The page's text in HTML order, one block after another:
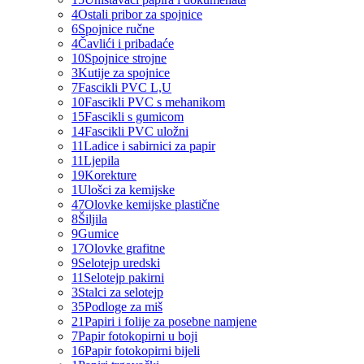
4Ostali pribor za spojnice
6Spojnice ručne
4Čavlići i pribadaće
10Spojnice strojne
3Kutije za spojnice
7Fascikli PVC L,U
10Fascikli PVC s mehanikom
15Fascikli s gumicom
14Fascikli PVC uložni
11Ladice i sabirnici za papir
11Ljepila
19Korekture
1Ulošci za kemijske
47Olovke kemijske plastične
8Šiljila
9Gumice
17Olovke grafitne
9Selotejp uredski
11 Selotejp pakirni
3Stalci za selotejp
35Podloge za miš
21Papiri i folije za posebne namjene
7Papir fotokopirni u boji
16Papir fotokopirni bijeli